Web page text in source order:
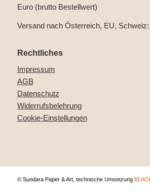
Euro (brutto Bestellwert)
Versand nach Österreich, EU, Schweiz:
Rechtliches
Impressum
AGB
Datenschutz
Widerrufsbelehrung
Cookie-Einstellungen
© Sundara Paper & Art, technische Umsetzung